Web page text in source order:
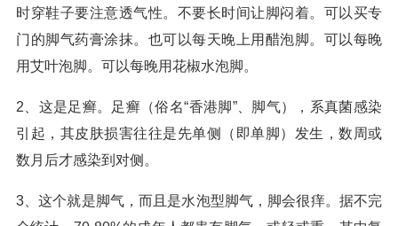
时穿鞋子要注意透气性。不要长时间让脚闷着。可以买专
门的脚气药膏涂抹。也可以每天晚上用醋泡脚。可以每晚
用艾叶泡脚。可以每晚用花椒水泡脚。
2、这是足癣。足癣（俗名“香港脚”、脚气），系真菌感染
引起，其皮肤损害往往是先单侧（即单脚）发生，数周或
数月后才感染到对侧。
3、这个就是脚气，而且是水泡型脚气，脚会很痒。据不完